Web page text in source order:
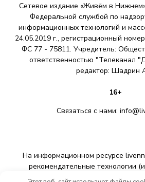
Сетевое издание «Живём в
Федеральной службой по
информационных технологий и
24.05.2019 г., регистрационный
ФС 77 - 75811. Учредитель:
ответственностью "Телеканал
редактор: Шадрин
16+
Связаться с нами:
На информационном ресурсе
рекомендательные технологии
технологии предоставления